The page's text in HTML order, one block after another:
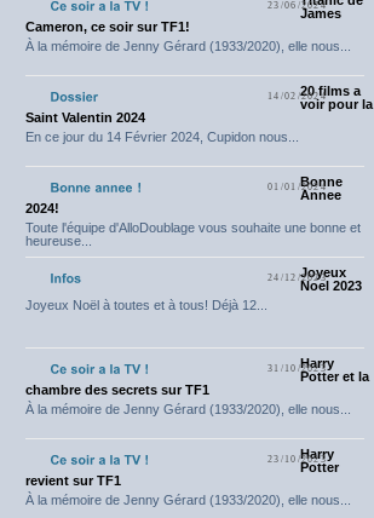
23/06/2024
James
Cameron, ce soir sur TF1!
À la mémoire de Jenny Gérard (1933/2020), elle nous...
14/02/202420 films a
voir pour la
Saint Valentin 2024
En ce jour du 14 Février 2024, Cupidon nous...
01/01/2024
Bonne
Annee
2024!
Toute l'équipe d'AlloDoublage vous souhaite une bonne et
heureuse...
24/12/2023
Joyeux
Noel 2023
Joyeux Noël à toutes et à tous! Déjà 12...
31/10/2023
Harry
Potter et la
chambre des secrets sur TF1
À la mémoire de Jenny Gérard (1933/2020), elle nous...
23/10/2023
Harry
Potter
revient sur TF1
À la mémoire de Jenny Gérard (1933/2020), elle nous...